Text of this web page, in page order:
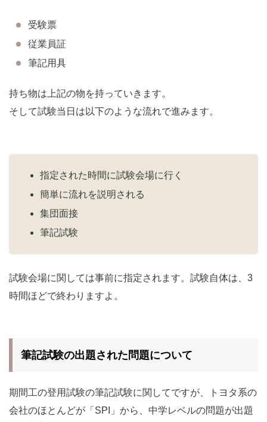
受験票
従業員証
筆記用具
持ち物は上記の物を持っていきます。
そして試験当日は以下のような流れで進みます。
指定された時間に試験会場に行く
簡単に流れを説明される
集団面接
筆記試験
試験会場に関しては事前に指定されます。試験自体は、3
時間ほどで終わりますよ。
筆記試験の出題された問題について
期間工の登用試験の筆記試験に関してですが、トヨタ系の
会社のほとんどが「SPI」から、中学レベルの問題が出題